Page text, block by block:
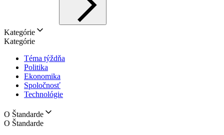
Kategórie
Kategórie
Téma týždňa
Politika
Ekonomika
Spoločnosť
Technológie
O Štandarde
O Štandarde